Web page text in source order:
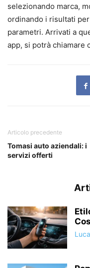
selezionando marca,
ordinando i risultati
parametri. Arrivati a
app, si potrà chiamare
Articolo precedente
Tomasi auto aziendali: i
servizi offerti